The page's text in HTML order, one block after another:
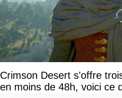
Crimson Desert s'offre
en moins de 48h, voici ce